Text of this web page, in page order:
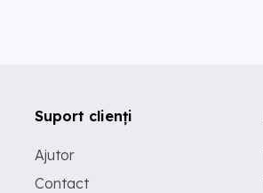
Suport clienți
Ajutor
Contact